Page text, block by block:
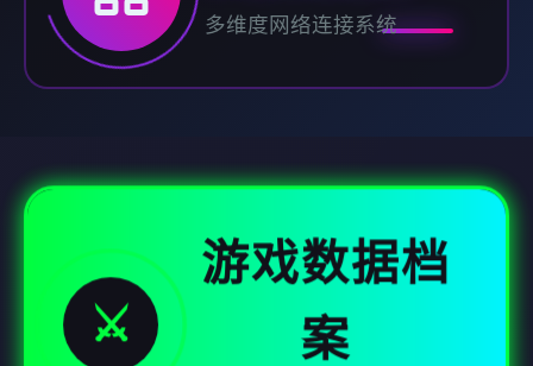
多维度网络连接系统
⚔️
游戏数据档
案